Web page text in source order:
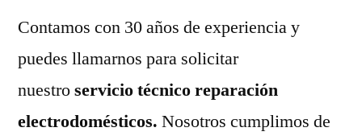
Contamos con 30 años de experiencia y
puedes llamarnos para solicitar
nuestroservicio técnico reparación
electrodomésticos. Nosotros cumplimos de